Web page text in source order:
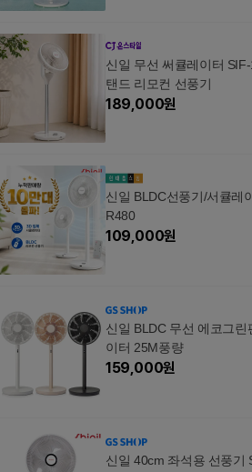
신일 무선 써큘레이터
탠드 리모컨 선풍기
189,000원
신일 BLDC선풍기/서큘레
R480
109,000원
신일 BLDC 무선 에코그
이터 25M풍량
159,000원
신일 40cm 좌석용 선풍기